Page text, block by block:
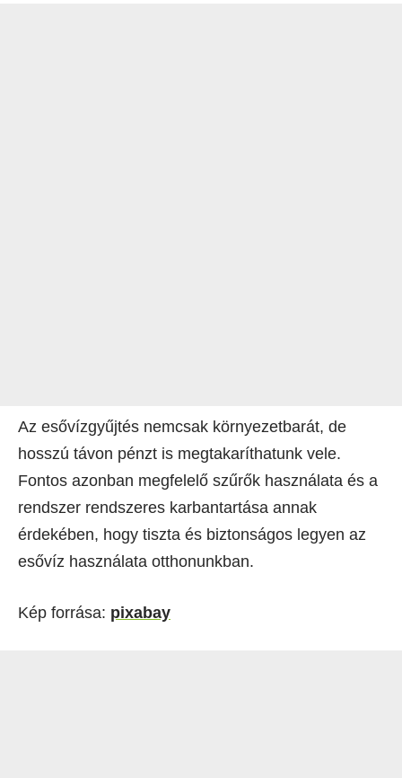
Az esővízgyűjtés nemcsak környezetbarát, de
hosszú távon pénzt is megtakaríthatunk vele.
Fontos azonban megfelelő szűrők használata és a
rendszer rendszeres karbantartása annak
érdekében, hogy tiszta és biztonságos legyen az
esővíz használata otthonunkban.
Kép forrása: pixabay